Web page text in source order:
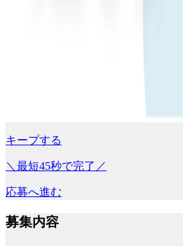
キープする
＼最短45秒で完了／
応募へ進む
募集内容